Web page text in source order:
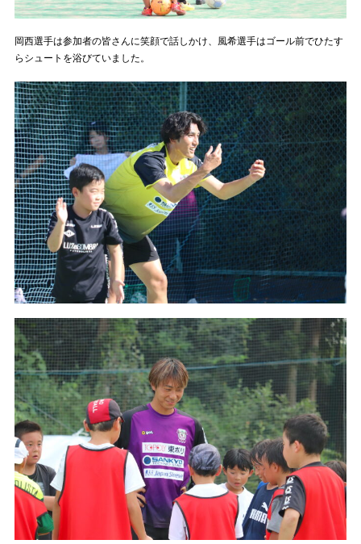
岡西選手は参加者の皆さんに笑顔で話しかけ、風希選手はゴール前でひたす
らシュートを浴びていました。